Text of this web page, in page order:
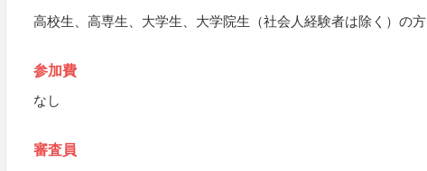
高校生、高専生、大学生、大学院生（社会人経験者は除く）の方
参加費
なし
審査員